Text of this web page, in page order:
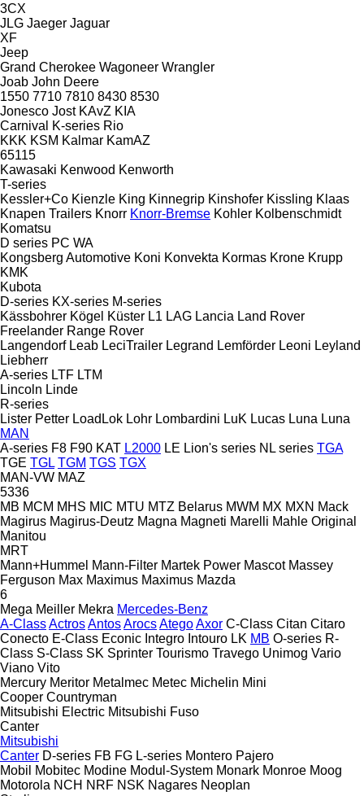
3CX
JLG Jaeger Jaguar
XF
Jeep
Grand Cherokee Wagoneer Wrangler
Joab John Deere
1550 7710 7810 8430 8530
Jonesco Jost KAvZ KIA
Carnival
K-series Rio
KKK KSM Kalmar KamAZ
65115
Kawasaki Kenwood Kenworth
T-series
Kessler+Co Kienzle King Kinnegrip Kinshofer Kissling Klaas
Knapen Trailers Knorr Knorr-Bremse Kohler Kolbenschmidt
Komatsu
D series PC WA
Kongsberg Automotive Koni Konvekta Kormas Krone Krupp
KMK
Kubota
D-series KX-series M-series
Kässbohrer Kögel Küster L1 LAG Lancia Land Rover
Freelander Range Rover
Langendorf Leab LeciTrailer Legrand Lemförder Leoni Leyland
Liebherr
A-series LTF LTM
Lincoln Linde
R-series
Lister Petter LoadLok Lohr Lombardini LuK Lucas Luna Luna
MAN
A-series F8 F90 KAT L2000 LE Lion's series NL series TGA
TGE TGL TGM TGS TGX
MAN-VW MAZ
5336
MB MCM MHS MIC MTU MTZ Belarus MWM MX MXN Mack
Magirus Magirus-Deutz Magna Magneti Marelli Mahle Original
Manitou
MRT
Mann+Hummel Mann-Filter Martek Power Mascot Massey
Ferguson Max Maximus Maximus Mazda
6
Mega Meiller Mekra Mercedes-Benz
A-ClassActrosAntosArocsAtegoAxor C-Class Citan Citaro
Conecto E-Class Econic Integro Intouro LK MB O-series R-
Class S-Class SK Sprinter Tourismo Travego Unimog Vario
Viano Vito
Mercury Meritor Metalmec Metec Michelin Mini
Cooper Countryman
Mitsubishi Electric Mitsubishi Fuso
Canter
Mitsubishi
Canter D-series FB FG L-series Montero Pajero
Mobil
Mobitec Modine Modul-System Monark Monroe Moog
Motorola NCH NRF NSK Nagares Neoplan